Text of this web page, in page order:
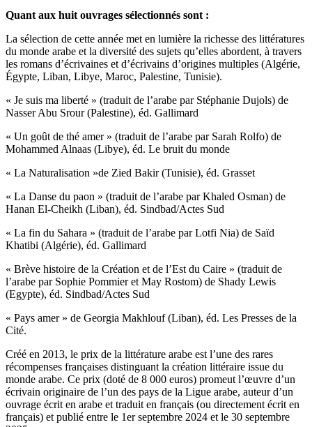
Quant aux huit ouvrages sélectionnés sont :
La sélection de cette année met en lumière la richesse des littératures
du monde arabe et la diversité des sujets qu’elles abordent, à travers
les romans d’écrivaines et d’écrivains d’origines multiples (Algérie,
Égypte, Liban, Libye, Maroc, Palestine, Tunisie).
« Je suis ma liberté » (traduit de l’arabe par Stéphanie Dujols) de
Nasser Abu Srour (Palestine), éd. Gallimard
« Un goût de thé amer » (traduit de l’arabe par Sarah Rolfo) de
Mohammed Alnaas (Libye), éd. Le bruit du monde
« La Naturalisation »de Zied Bakir (Tunisie), éd. Grasset
« La Danse du paon » (traduit de l’arabe par Khaled Osman) de
Hanan El-Cheikh (Liban), éd. Sindbad/Actes Sud
« La fin du Sahara » (traduit de l’arabe par Lotfi Nia) de Saïd
Khatibi (Algérie), éd. Gallimard
« Brève histoire de la Création et de l’Est du Caire » (traduit de
l’arabe par Sophie Pommier et May Rostom) de Shady Lewis
(Egypte), éd. Sindbad/Actes Sud
« Pays amer » de Georgia Makhlouf (Liban), éd. Les Presses de la
Cité.
Créé en 2013, le prix de la littérature arabe est l’une des rares
récompenses françaises distinguant la création littéraire issue du
monde arabe. Ce prix (doté de 8 000 euros) promeut l’œuvre d’un
écrivain originaire de l’un des pays de la Ligue arabe, auteur d’un
ouvrage écrit en arabe et traduit en français (ou directement écrit en
français) et publié entre le 1er septembre 2024 et le 30 septembre